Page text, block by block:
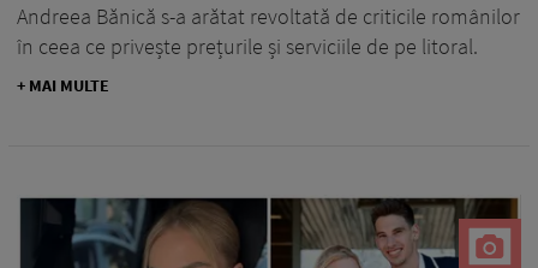
Andreea Bănică s-a arătat revoltată de criticile românilor
în ceea ce privește prețurile și serviciile de pe litoral.
+ MAI MULTE